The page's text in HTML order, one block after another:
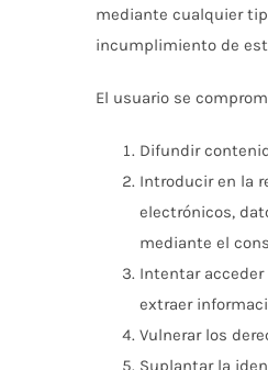
mediante cualquier
incumplimiento de
El usuario se
Difundir
Introducir en la
electrónicos,
mediante el
Intentar acceder
extraer
Vulnerar los
Suplantar la